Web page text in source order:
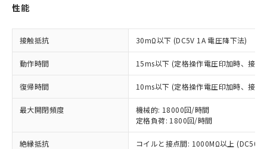
性能
接触抵抗 30mΩ以下 (DC5V 1A 電圧降下法)
動作時間 15ms以下 (定格操作電圧印加時、接点
復帰時間 10ms以下 (定格操作電圧印加時、接点
最大開閉頻度
機械的: 18000回/時間
定格負荷: 1800回/時間
絶縁抵抗 コイルと接点間: 1000MΩ以上
本サービスは、当社制御機器事業取扱
商品の当社在庫状況および標準価格
(税抜)を提供させていただくもので
当社制御機器事業取扱商品の中には、
本サービスの対象外となる商品もある
ことをご了承ください。
在庫状況および標準価格照会結果は、
定はありません。
調査・確認中：EU RoHS指令（10物質）の
非含有の対応状況を調査中または確認中の
非該当品：ライセンス料など無形物で、有
害物質有無と関係のない商品です。
仕入先様の事情により、非含有部品として
いたものが、含有品と判明した場合などや
むを得ず変更することがあります。
※1 中国RoHS○×表
「○」：最大均質材料含有率が中国RoHSの
基準値以下であることを示します。
「×」：最大均質材料含有率が中国RoHSの
基準値を超えていることを示します。
「－」：未確認です。当社販売部門へお問
当社は、これら貴社製品のうち、外国
為替および外国貿易法に定める商品